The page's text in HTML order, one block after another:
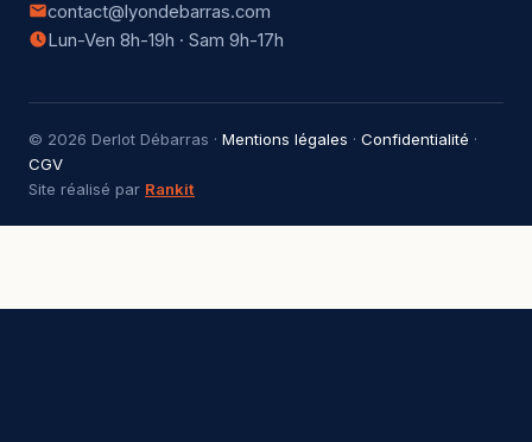
contact@lyondebarras.com
Lun-Ven 8h-19h · Sam 9h-17h
© 2026 Derlot Débarras · Mentions légales · Confidentialité ·
CGV
Site réalisé par Rankit